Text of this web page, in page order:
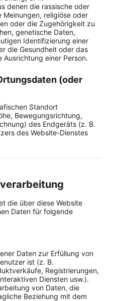
denen die rassische oder
religiöse oder
oder die Zugehörigkeit zu
genetische Daten,
Identifizierung einer
die Gesundheit oder das
Ausrichtung einer Person.
(oder
Standort
Bewegungsrichtung,
des Endgeräts (z. B.
des Website-Dienstes
die über diese Website
Daten für folgende
Daten zur Erfüllung von
ist (z. B.
Registrierungen,
Diensten usw.).
von Daten, die
Beziehung mit dem